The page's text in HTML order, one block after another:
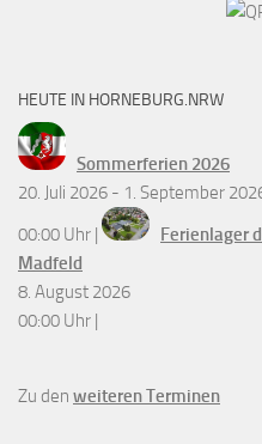
HEUTE IN HORNEBURG.NRW
Sommerferien 2026
20. Juli 2026 - 1. September
00:00 Uhr |
Ferienlager
Madfeld
8. August 2026
00:00 Uhr |
Zu den weiteren Terminen